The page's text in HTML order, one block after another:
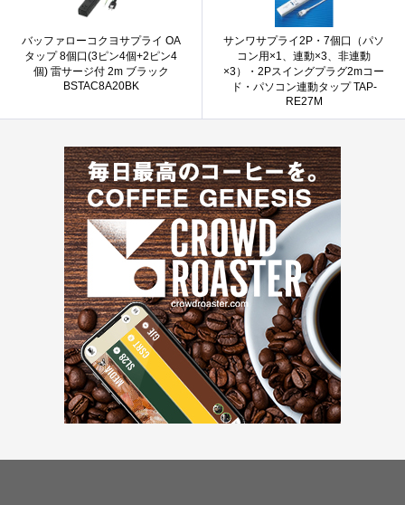
バッファローコクヨサプライ OA
タップ 8個口(3ピン4個+2ピン4
個) 雷サージ付 2m ブラック
BSTAC8A20BK
サンワサプライ2P・7個口（パソ
コン用×1、連動×3、非連動
×3）・2Pスイングプラグ2mコー
ド・パソコン連動タップ TAP-
RE27M